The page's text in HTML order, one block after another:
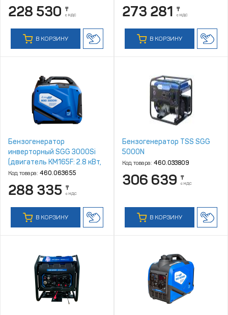
228 530 ₸
с НДС
В КОРЗИНУ
273 281 ₸
с НДС
В КОРЗИНУ
Бензогенератор
инверторный SGG 3000Si
(двигатель KM165F: 2.8 кВт,
3600об/мин, 4.5л/с)
Код товара: 460.063655
288 335 ₸
с НДС
В КОРЗИНУ
Бензогенератор TSS SGG
5000N
Код товара: 460.033809
306 639 ₸
с НДС
В КОРЗИНУ